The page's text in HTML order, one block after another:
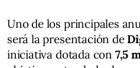
Uno de los principales
será la presentación de
iniciativa dotada con 7,5